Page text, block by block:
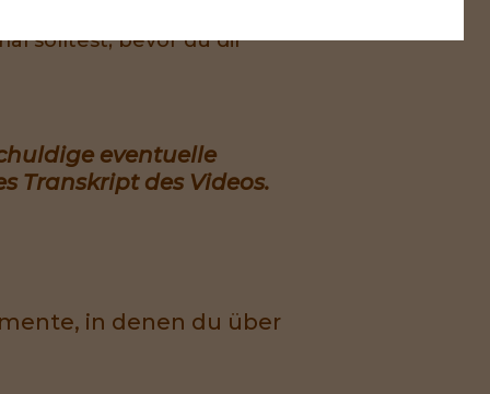
solltest, bevor du dir
eventuelle
Transkript des Videos.
in denen du über